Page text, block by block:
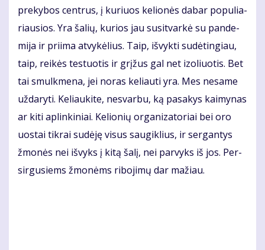
pre­ky­bos cen­trus, į ku­riuos ke­lio­nės da­bar po­pu­lia­
riau­sios. Yra ša­lių, ku­rios jau su­si­tvar­kė su pan­de­
mi­ja ir pri­ima at­vy­kė­lius. Taip, iš­vyk­ti su­dė­tin­giau,
taip, rei­kės te­stuo­tis ir grį­žus gal net izo­liuo­tis. Bet
tai smul­kme­na, jei no­ras ke­liau­ti yra. Mes ne­sa­me
už­da­ry­ti. Ke­liau­ki­te, ne­svar­bu, ką pa­sa­kys kai­my­nas
ar ki­ti ap­lin­ki­niai. Ke­lio­nių or­ga­ni­za­to­riai bei oro
uos­tai tik­rai su­dė­ję vi­sus sau­gik­lius, ir ser­gan­tys
žmo­nės nei iš­vyks į ki­tą ša­lį, nei par­vyks iš jos. Per­
sir­gu­siems žmo­nėms ri­bo­ji­mų dar ma­žiau.